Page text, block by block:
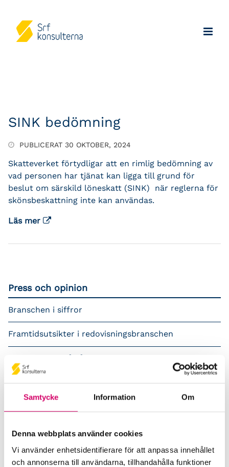
Samtycke Information Om
Denna webbplats använder cookies
Vi använder enhetsidentifierare för att anpassa innehållet
och annonserna till användarna, tillhandahålla funktioner
SINK bedömning
PUBLICERAT 30 OKTOBER, 2024
Skatteverket förtydligar att en rimlig bedömning av
vad personen har tjänat kan ligga till grund för
beslut om särskild löneskatt (SINK) när reglerna för
skönsbeskattning inte kan användas.
Läs mer
Press och opinion
Branschen i siffror
Framtidsutsikter i redovisningsbranschen
Prenumerera på våra nyhetsbrev
Pressrum
Remisser
Samverkan med myndigheter och organisationer